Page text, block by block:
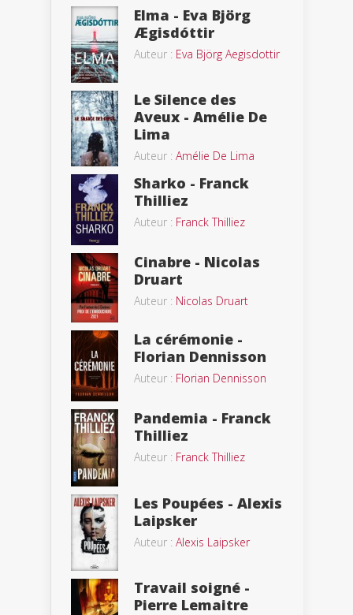
Elma - Eva Björg
Ægisdóttir
Auteur : Eva Björg Aegisdottir
Le Silence des
Aveux - Amélie De
Lima
Auteur : Amélie De Lima
Sharko - Franck
Thilliez
Auteur : Franck Thilliez
Cinabre - Nicolas
Druart
Auteur : Nicolas Druart
La cérémonie -
Florian Dennisson
Auteur : Florian Dennisson
Pandemia - Franck
Thilliez
Auteur : Franck Thilliez
Les Poupées - Alexis
Laipsker
Auteur : Alexis Laipsker
Travail soigné -
Pierre Lemaitre